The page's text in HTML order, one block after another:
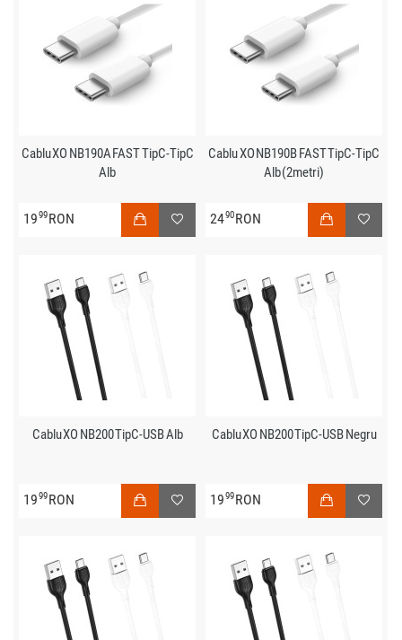
Cablu XO NB190A FAST TipC-TipC
Alb
1999RON
Cablu XO NB190B FAST TipC-TipC
Alb (2metri)
2490RON
Cablu XO NB200 TipC-USB Alb
1999RON
Cablu XO NB200 TipC-USB Negru
1999RON